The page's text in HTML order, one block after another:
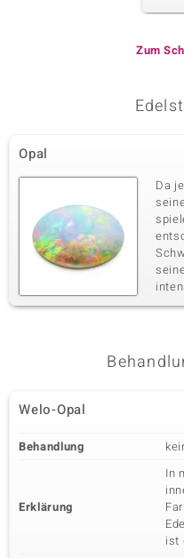
Edelsteinvarietät
Zirkon
0,323 ct
Fassung
Pavéfassung
Zum
Opal
Da
Welo-Opal
Behandlung
Erklärung
In
ist